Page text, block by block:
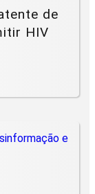
de
HIV